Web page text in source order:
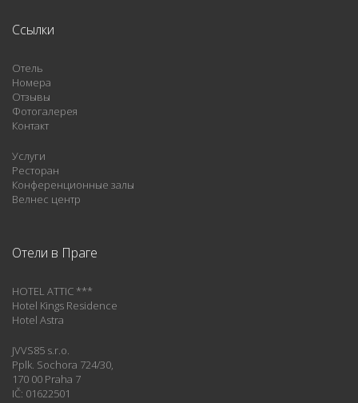
Ccылки
Отель
Номера
Отзывы
Фотогалерея
Контакт
Услуги
Ресторан
Конференционные залы
Велнес центр
Отели в Праге
HOTEL ATTIC ***
Hotel Kings Residence
Hotel Astra
JVVS85 s.r.o.
Pplk. Sochora 724/30,
170 00 Praha 7
IČ: 01622501